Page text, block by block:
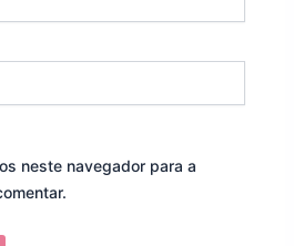
neste navegador para a